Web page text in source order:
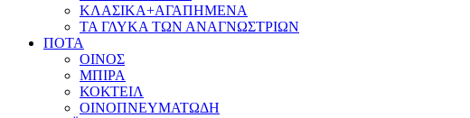
ΚΛΑΣΙΚΑ+ΑΓΑΠΗΜΕΝΑ
ΤΑ ΓΛΥΚΑ ΤΩΝ ΑΝΑΓΝΩΣΤΡΙΩΝ
ΠΟΤΑ
ΟΙΝΟΣ
ΜΠΙΡΑ
ΚΟΚΤΕΙΛ
ΟΙΝΟΠΝΕΥΜΑΤΩΔΗ